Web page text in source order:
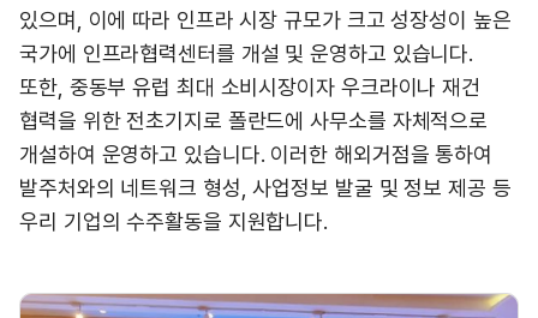
있으며, 이에 따라 인프라 시장 규모가 크고 성장성이 높은
국가에 인프라협력센터를 개설 및 운영하고 있습니다.
또한, 중동부 유럽 최대 소비시장이자 우크라이나 재건
협력을 위한 전초기지로 폴란드에 사무소를 자체적으로
개설하여 운영하고 있습니다. 이러한 해외거점을 통하여
발주처와의 네트워크 형성, 사업정보 발굴 및 정보 제공 등
우리 기업의 수주활동을 지원합니다.